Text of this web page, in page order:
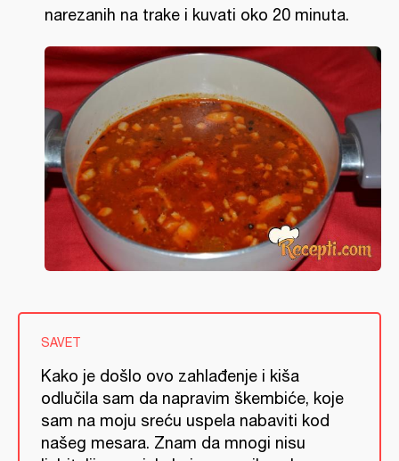
narezanih na trake i kuvati oko 20 minuta.
SAVET
Kako je došlo ovo zahlađenje i kiša
odlučila sam da napravim škembiće, koje
sam na moju sreću uspela nabaviti kod
našeg mesara. Znam da mnogi nisu